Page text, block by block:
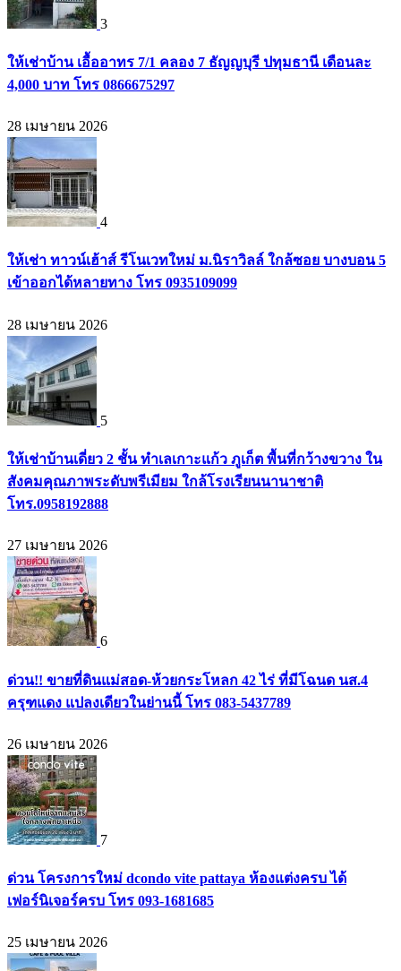
3
ให้เช่าบ้าน เอื้ออาทร 7/1 คลอง 7 ธัญญบุรี ปทุมธานี เดือนละ
4,000 บาท โทร 0866675297
28 เมษายน 2026
4
ให้เช่า ทาวน์เฮ้าส์ รีโนเวทใหม่ ม.นิราวิลล์ ใกล้ซอย บางบอน 5
เข้าออกได้หลายทาง โทร 0935109099
28 เมษายน 2026
5
ให้เช่าบ้านเดี่ยว 2 ชั้น ทำเลเกาะแก้ว ภูเก็ต พื้นที่กว้างขวาง ใน
สังคมคุณภาพระดับพรีเมียม ใกล้โรงเรียนนานาชาติ
โทร.0958192888
27 เมษายน 2026
6
ด่วน!! ขายที่ดินแม่สอด-ห้วยกระโหลก 42 ไร่ ที่มีโฉนด นส.4
ครุฑแดง แปลงเดียวในย่านนี้ โทร 083-5437789
26 เมษายน 2026
7
ด่วน โครงการใหม่ dcondo vite pattaya ห้องแต่งครบ ได้
เฟอร์นิเจอร์ครบ โทร 093-1681685
25 เมษายน 2026